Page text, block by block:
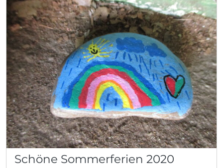
Schöne Sommerferien 2020